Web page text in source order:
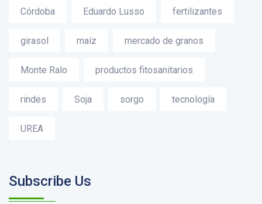
Córdoba Eduardo Lusso fertilizantes
girasol maíz mercado de granos
Monte Ralo productos fitosanitarios
rindes Soja sorgo tecnología
UREA
Subscribe Us